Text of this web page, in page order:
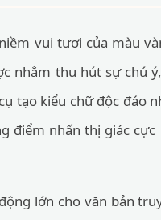
vui tươi của màu
nhằm thu hút sự chú
tạo kiểu chữ độc đáo
điểm nhấn thị giác
lớn cho văn bản